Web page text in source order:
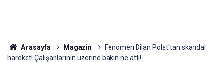
Anasayfa Magazin
Fenomen Dilan Polat'tan skandal
hareket! Çalışanlarının üzerine bakın ne attı!